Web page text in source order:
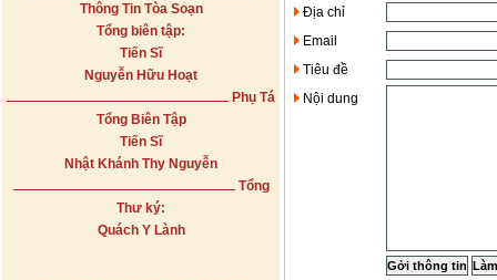
Thông Tin Tòa Soạn
Tổng biên tập:
Tiến Sĩ
Nguyễn Hữu Hoạt
Phụ Tá
Tổng Biên Tập
Tiến Sĩ
Nhật Khánh Thy Nguyễn
Tổng
Thư ký:
Quách Y Lành
Địa chỉ
Email
Tiêu đề
Nội dung